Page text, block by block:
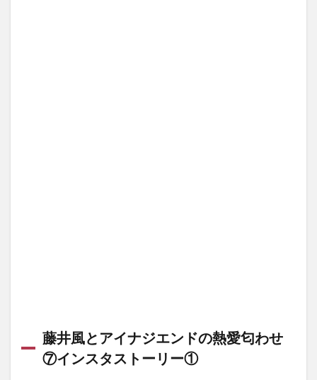
藤井風とアイナジエンドの熱愛匂わせ
⑦インスタストーリー①